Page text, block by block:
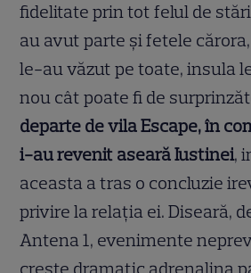
fidelitate prin tot felul de
au avut parte şi fetele
le-au văzut pe toate, insula
nou cât poate fi de
departe de vila Escape, în
i-au revenit aseară Iustinei,
aceasta a tras o concluzie
privire la relaţia ei. Diseară,
Antena 1, evenimente
creşte dramatic adrenalina